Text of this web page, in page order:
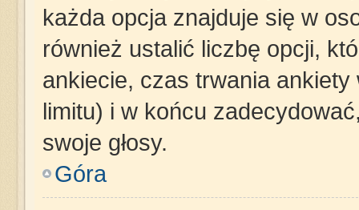
każda opcja znajduje się w
również ustalić liczbę opcji,
ankiecie, czas trwania
limitu) i w końcu
swoje głosy.
Góra